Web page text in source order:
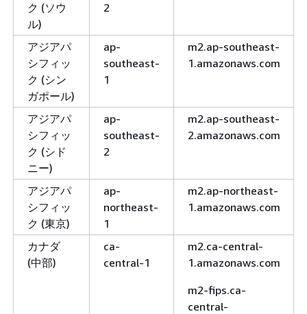
ク (ソウ
ル)
2
アジアパ
シフィッ
ク (シン
ガポール)
ap-
southeast-
1
m2.ap-southeast-
1.amazonaws.com
アジアパ
シフィッ
ク (シド
ニー)
ap-
southeast-
2
m2.ap-southeast-
2.amazonaws.com
アジアパ
シフィッ
ク (東京)
ap-
northeast-
1
m2.ap-northeast-
1.amazonaws.com
カナダ
(中部)
ca-
central-1
m2.ca-central-
1.amazonaws.com
m2-fips.ca-
central-